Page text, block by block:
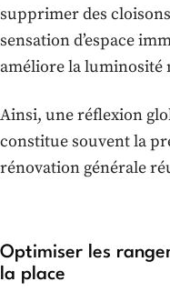
supprimer des
sensation d’espace
améliore la luminosité
Ainsi, une réflexion
constitue souvent la
rénovation générale
Optimiser les
la place